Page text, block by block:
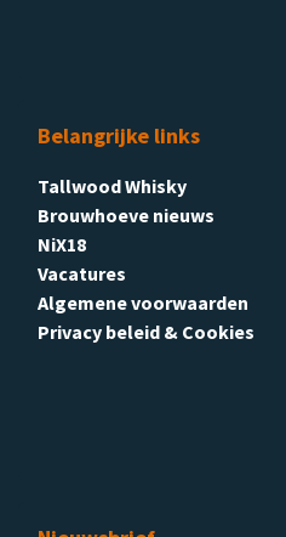
Belangrijke links
Tallwood Whisky
Brouwhoeve nieuws
NiX18
Vacatures
Algemene voorwaarden
Privacy beleid & Cookies